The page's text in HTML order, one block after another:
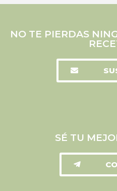
NO TE PIERDAS
SÉ TU